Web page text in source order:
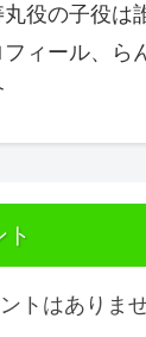
役の子役は
ィール、ら
トはありませ